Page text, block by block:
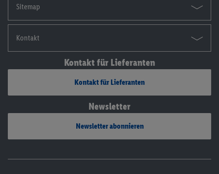
Sitemap
Kontakt
Kontakt für Lieferanten
Kontakt für Lieferanten
Newsletter
Newsletter abonnieren